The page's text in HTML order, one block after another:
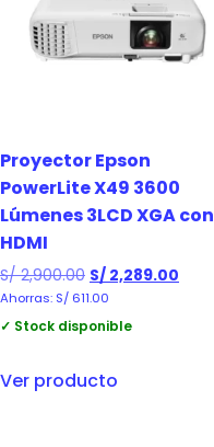
Proyector Epson
PowerLite X49 3600
Lúmenes 3LCD XGA con
HDMI
S/2,900.00 S/ 2,289.00
Ahorras: S/ 611.00
✓ Stock disponible
Ver producto